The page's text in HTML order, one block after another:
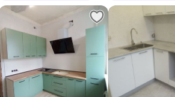
ГАРНИТУР.